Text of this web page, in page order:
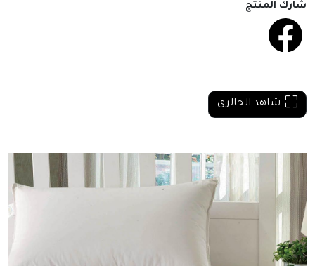
شارك المنتج
شاهد الجالري